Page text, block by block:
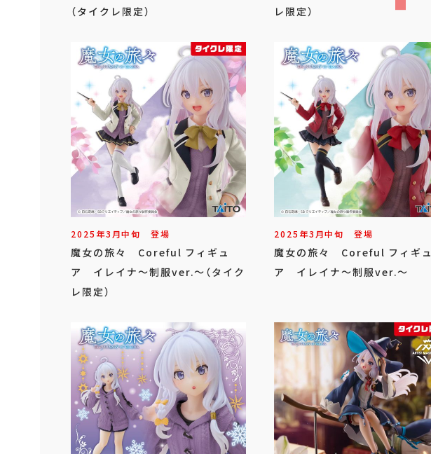
（タイクレ限定）
レ限定）
2025年3月中旬 登場
魔女の旅々 Coreful フィギュ
ア イレイナ～制服ver.～（タイク
レ限定）
2025年3月中旬 登場
魔女の旅々 Coreful フィギュ
ア イレイナ～制服ver.～